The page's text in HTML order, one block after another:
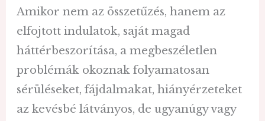
Amikor nem az összetűzés, hanem az
elfojtott indulatok, saját magad
háttérbeszorítása, a megbeszéletlen
problémák okoznak folyamatosan
sérüléseket, fájdalmakat, hiányérzeteket
az kevésbé látványos, de ugyanúgy vagy